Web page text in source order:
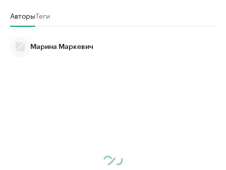
АвторыТеги
Марина Маркевич